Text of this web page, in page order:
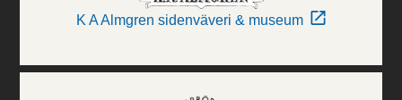
K A Almgren sidenväveri & museum